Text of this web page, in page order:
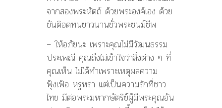
จากสองพระหัตถ์ ด้วยพระองค์เอง ด้วย
ขันติอดทนยาวนานชั่วพระชนม์ชีพ
– ให้อภัยนะ เพราะคุณไม่มีวัฒนธรรม
ประเพณี คุณถึงไม่เข้าใจว่าสิ่งต่าง ๆ ที่
คุณเห็น ไม่ได้ทำเพราะเหตุผลความ
ฟุ้งเฟ้อ หรูหรา แต่เป็นความรักที่ชาว
ไทย มีต่อพระมหากษัตริย์ผู้มีพระคุณอัน